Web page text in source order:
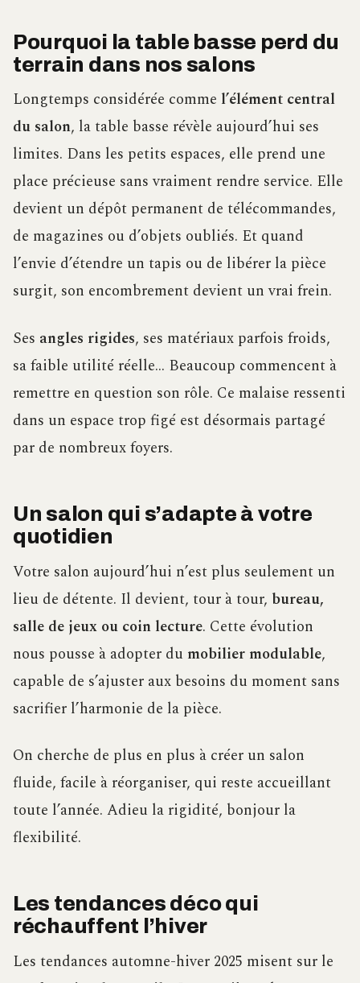
Pourquoi la table basse perd du
terrain dans nos salons
Longtemps considérée comme l’élément central
du salon, la table basse révèle aujourd’hui ses
limites. Dans les petits espaces, elle prend une
place précieuse sans vraiment rendre service. Elle
devient un dépôt permanent de télécommandes,
de magazines ou d’objets oubliés. Et quand
l’envie d’étendre un tapis ou de libérer la pièce
surgit, son encombrement devient un vrai frein.
Ses angles rigides, ses matériaux parfois froids,
sa faible utilité réelle… Beaucoup commencent à
remettre en question son rôle. Ce malaise ressenti
dans un espace trop figé est désormais partagé
par de nombreux foyers.
Un salon qui s’adapte à votre
quotidien
Votre salon aujourd’hui n’est plus seulement un
lieu de détente. Il devient, tour à tour, bureau,
salle de jeux ou coin lecture. Cette évolution
nous pousse à adopter du mobilier modulable,
capable de s’ajuster aux besoins du moment sans
sacrifier l’harmonie de la pièce.
On cherche de plus en plus à créer un salon
fluide, facile à réorganiser, qui reste accueillant
toute l’année. Adieu la rigidité, bonjour la
flexibilité.
Les tendances déco qui
réchauffent l’hiver
Les tendances automne-hiver 2025 misent sur le